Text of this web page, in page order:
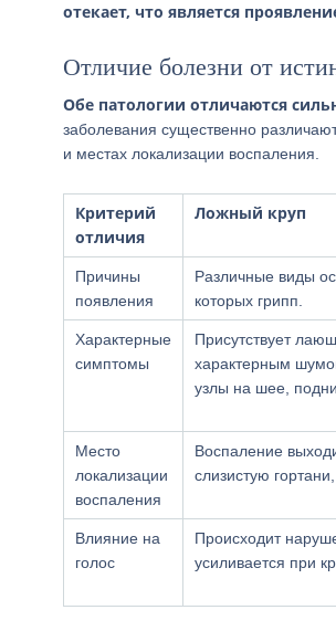
отекает, что является
Отличие болезни от
Обе патологии отличаются
заболевания существенно
и местах локализации воспаления.
Критерий
отличия
Ложный круп
Причины
появления
Различные виды
которых грипп.
Характерные
симптомы
Присутствует
характерным
узлы на шее,
Место
локализации
воспаления
Воспаление
слизистую
Влияние на
голос
Происходит
усиливается при